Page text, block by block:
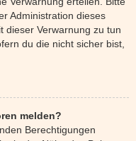
Administration dieses
dieser Verwarnung zu tun
du die nicht sicher bist,
melden?
Berechtigungen